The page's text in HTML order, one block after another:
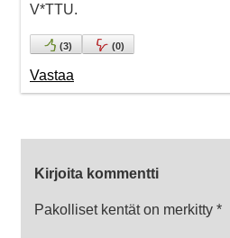
V*TTU.
(3) (0)
Vastaa
Kirjoita kommentti
Pakolliset kentät on merkitty *